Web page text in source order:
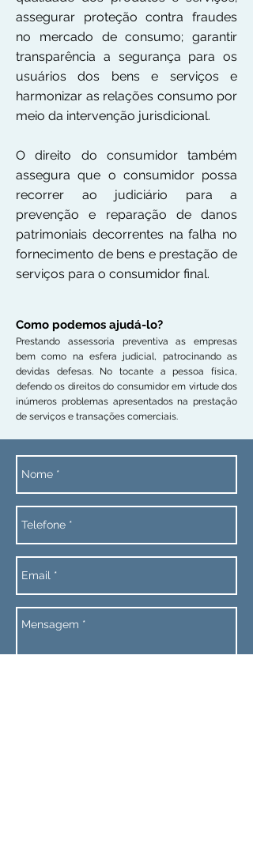
assegurar proteção contra fraudes
no mercado de consumo; garantir
transparência a segurança para os
usuários dos bens e serviços e
harmonizar as relações consumo por
meio da intervenção jurisdicional.
O direito do consumidor também
assegura que o consumidor possa
recorrer ao judiciário para a
prevenção e reparação de danos
patrimoniais decorrentes na falha no
fornecimento de bens e prestação de
serviços para o consumidor final.
Como podemos ajudá-lo?
Prestando assessoria preventiva as empresas
bem como na esfera judicial, patrocinando as
devidas defesas. No tocante a pessoa física,
defendo os direitos do consumidor em virtude dos
inúmeros problemas apresentados na prestação
de serviços e transações comerciais.